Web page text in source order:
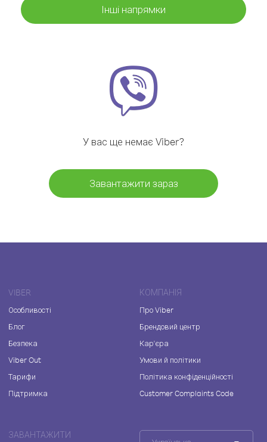
Інші напрямки
У вас ще немає Viber?
Завантажити зараз
VIBER
Особливості
Блог
Безпека
Viber Out
Тарифи
Підтримка
КОМПАНІЯ
Про Viber
Брендовий центр
Кар'єра
Умови й політики
Політика конфіденційності
Customer Complaints Code
ЗАВАНТАЖИТИ